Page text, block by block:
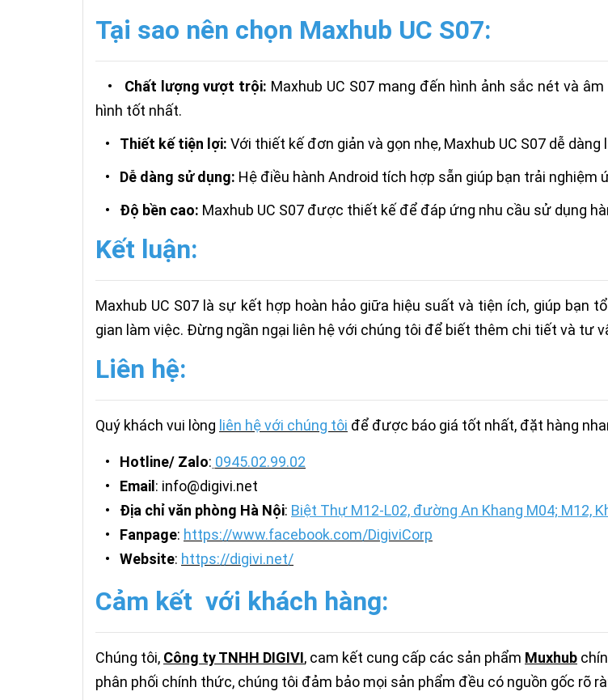
Tại sao nên chọn Maxhub UC S07:
• Chất lượng vượt trội: Maxhub UC S07 mang đến hình ảnh sắc nét và
hình tốt nhất.
• Thiết kế tiện lợi: Với thiết kế đơn giản và gọn nhẹ, Maxhub UC S07 dễ
• Dễ dàng sử dụng: Hệ điều hành Android tích hợp sẵn giúp bạn trải
• Độ bền cao: Maxhub UC S07 được thiết kế để đáp ứng nhu cầu sử dụng
Kết luận:
Maxhub UC S07 là sự kết hợp hoàn hảo giữa hiệu suất và tiện ích, giúp
gian làm việc. Đừng ngần ngại liên hệ với chúng tôi để biết thêm chi tiết và tư
Liên hệ:
Quý khách vui lòng liên hệ với chúng tôi để được báo giá tốt nhất, đặt hàng
• Hotline/ Zalo: 0945.02.99.02
• Email : info@digivi.net
• Địa chỉ văn phòng Hà Nội: Biệt Thự M12-L02, đường An Khang M04; M12,
• Fanpage: https://www.facebook.com/DigiviCorp
• Website: https://digivi.net/
Cảm kết với khách hàng:
Chúng tôi, Công ty TNHH DIGIVI, cam kết cung cấp các sản phẩm Muxhub
phân phối chính thức, chúng tôi đảm bảo mọi sản phẩm đều có nguồn gốc rõ